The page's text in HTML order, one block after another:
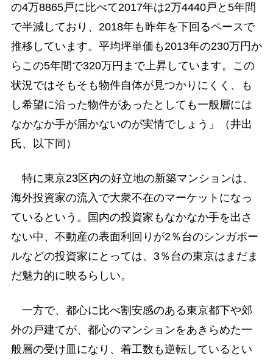
の4万8865戸に比べて2017年は2万4440戸と5年間
で半減しており、2018年も昨年を下回るペースで
推移しています。平均坪単価も2013年の230万円か
らこの5年間で320万円まで上昇しています。この
状況ではそもそも物件自体が見つかりにくく、も
し希望に沿った物件があったとしても一般層には
なかなか手が届かないのが実情でしょう」（井出
氏、以下同）
特に東京23区内の好立地の新築マンションは、
海外投資家の流入で大衆不在のマーケットになっ
ているという。国内の投資家もなかなか手を出さ
ない中、不動産の表面利回りが2％台のシンガポー
ルなどの投資家にとっては、3％台の東京はまだま
だ魅力的に映るらしい。
一方で、都心に比べ割安感のある東京都下や郊
外の戸建てが、都心のマンションをあきらめた一
般層の受け皿になり、着工数も逆転しているとい